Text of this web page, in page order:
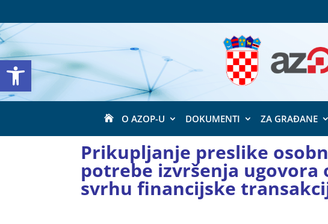
Open toolbar
 O AZOP-U DOKUMENTI ZA GRAĐANE
Prikupljanje preslike
potrebe izvršenja ugovora
svrhu financijske